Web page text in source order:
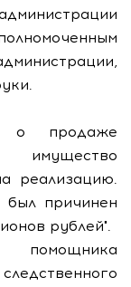
о продаже
имущество
реализацию.
причинен
рублей".
помощника